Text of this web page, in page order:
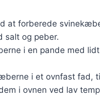
at forberede
salt og peber.
i en pande med
i et ovnfast fad,
i ovnen ved lav